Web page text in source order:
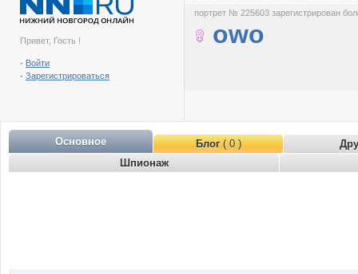
Привет, Гость !
- Войти
- Зарегистрироваться
портрет № 225603 зарегистрирован
owo
Основное Блог( 0 )
Шпионаж